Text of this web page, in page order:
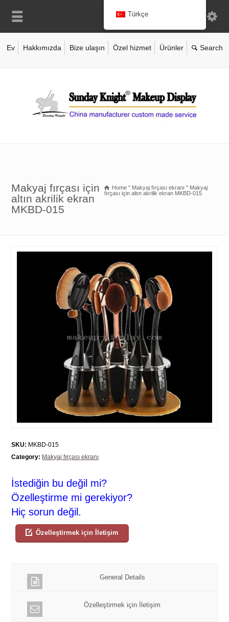
Ev Hakkımızda Bize ulaşın Özel hizmet Ürünler
Makyaj fırçası için
altın akrilik ekran
MKBD-015
Home " Makyaj fırçası ekranı " Makyaj
fırçası için altın akrilik ekran MKBD-015
SKU: MKBD-015
Category: Makyaj fırçası ekranı
İstediğin bu değil mi?
Özelleştirme mi gerekiyor?
Hiç sorun değil.
Özelleştirmek için İletişim
General Details
Özelleştirmek için İletişim
Türkçe